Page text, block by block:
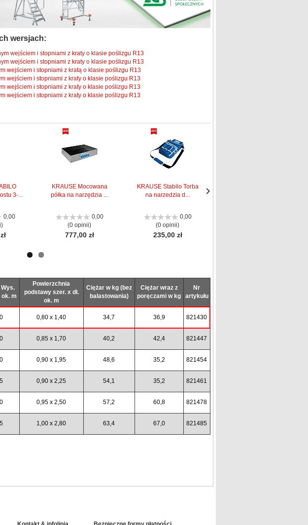
wersjach:
wejściem i stopniami z kraty o klasie poślizgu R13
wejściem i stopniami z kraty o klasie poślizgu R13
wejściem i stopniami z kratą o klasie poślizgu R13
wejściem i stopniami z kraty o klasie poślizgu R13
wejściem i stopniami z kraty o klasie poślizgu R13
wejściem i stopniami z kraty o klasie poślizgu R13
3-...
0,00
KRAUSE Mocowana
półka na narzędzia ...
0,00
(0 opinii)
777,00 zł
KRAUSE Stabilo Torba
na narzedzia d...
0,00
(0 opinii)
235,00 zł
Wys.
m
Powierzchnia
podstawy szer. x dł.
ok. m
Ciężar w kg (bez
balastowania)
Ciężar wraz z
poręczami w kg
Nr
artykułu
0,80 x 1,40 34,7 36,9 821430
0,85 x 1,70 40,2 42,4 821447
0,90 x 1,95 48,6 35,2 821454
0,90 x 2,25 54,1 35,2 821461
0,95 x 2,50 57,2 60,8 821478
1,00 x 2,80 63,4 67,0 821485